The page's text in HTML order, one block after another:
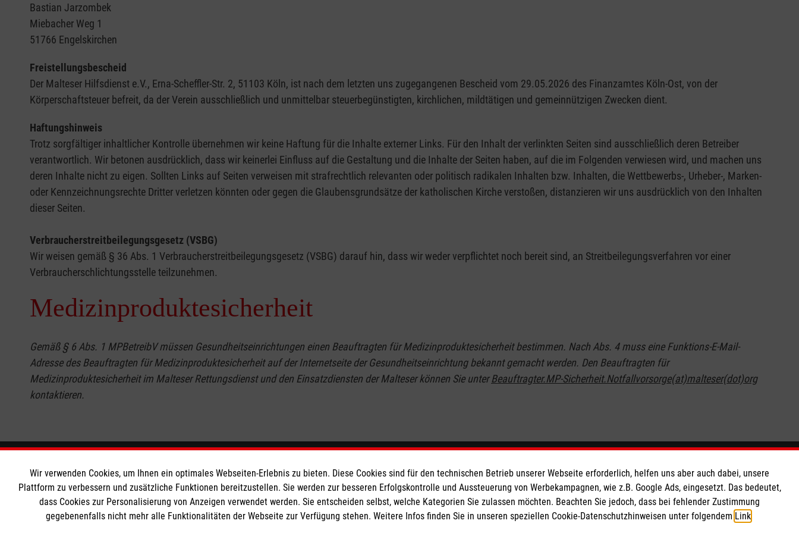
Bastian Jarzombek
Miebacher Weg 1
51766 Engelskirchen
Freistellungsbescheid
Der Malteser Hilfsdienst e.V., Erna-Scheffler-Str. 2, 51103 Köln, ist nach dem letzten uns zugegangenen Bescheid vom 29.05.2026 des Finanzamtes Köln-Ost, von der
Körperschaftsteuer befreit, da der Verein ausschließlich und unmittelbar steuerbegünstigten, kirchlichen, mildtätigen und gemeinnützigen Zwecken dient.
Haftungshinweis
Trotz sorgfältiger inhaltlicher Kontrolle übernehmen wir keine Haftung für die Inhalte externer Links. Für den Inhalt der verlinkten Seiten sind ausschließlich deren Betreiber
verantwortlich. Wir betonen ausdrücklich, dass wir keinerlei Einfluss auf die Gestaltung und die Inhalte der Seiten haben, auf die im Folgenden verwiesen wird, und machen uns
deren Inhalte nicht zu eigen. Sollten Links auf Seiten verweisen mit strafrechtlich relevanten oder politisch radikalen Inhalten bzw. Inhalten, die Wettbewerbs-, Urheber-, Marken-
oder Kennzeichnungsrechte Dritter verletzen könnten oder gegen die Glaubensgrundsätze der katholischen Kirche verstoßen, distanzieren wir uns ausdrücklich von den Inhalten
dieser Seiten.
Verbraucherstreitbeilegungsgesetz (VSBG)
Wir weisen gemäß § 36 Abs. 1 Verbraucherstreitbeilegungsgesetz (VSBG) darauf hin, dass wir weder verpflichtet noch bereit sind, an Streitbeilegungsverfahren vor einer
Verbraucherschlichtungsstelle teilzunehmen.
Medizinproduktesicherheit
Gemäß § 6 Abs. 1 MPBetreibV müssen Gesundheitseinrichtungen einen Beauftragten für Medizinproduktesicherheit bestimmen. Nach Abs. 4 muss eine Funktions-E-Mail-
Adresse des Beauftragten für Medizinproduktesicherheit auf der Internetseite der Gesundheitseinrichtung bekannt gemacht werden. Den Beauftragten für
Medizinproduktesicherheit im Malteser Rettungsdienst und den Einsatzdiensten der Malteser können Sie unterBeauftragter.MP-Sicherheit.Notfallvorsorge(at)malteser(dot)org
kontaktieren.
Informationen
Impressum
Datenschutz
Die Malteser
Malteser in Deutschland
Malteserorden
Spendenkonto
Empfänger: Malteser Hilfsdienst e.V.
Bank: Pax-Bank für Kirche und Caritas eG
So finden Sie uns
Miebacher Weg 1
51766 Engelskirchen
Wir verwenden Cookies, um Ihnen ein optimales Webseiten-Erlebnis zu bieten. Diese Cookies sind für den technischen Betrieb unserer Webseite erforderlich, helfen uns aber auch dabei, unsere
Plattform zu verbessern und zusätzliche Funktionen bereitzustellen. Sie werden zur besseren Erfolgskontrolle und Aussteuerung von Werbekampagnen, wie z.B. Google Ads, eingesetzt. Das bedeutet,
dass Cookies zur Personalisierung von Anzeigen verwendet werden. Sie entscheiden selbst, welche Kategorien Sie zulassen möchten. Beachten Sie jedoch, dass bei fehlender Zustimmung
gegebenenfalls nicht mehr alle Funktionalitäten der Webseite zur Verfügung stehen. Weitere Infos finden Sie in unseren speziellen Cookie-Datenschutzhinweisen unter folgendem Link